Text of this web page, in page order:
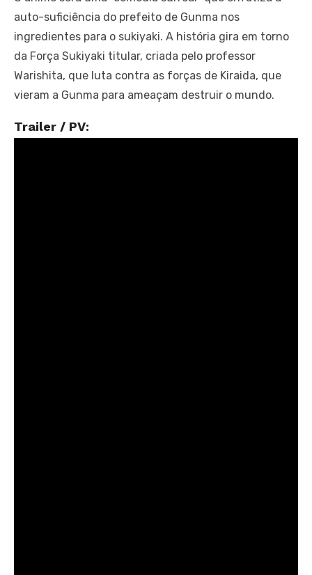
auto-suficiência do prefeito de Gunma nos
ingredientes para o sukiyaki. A história gira em torno
da Força Sukiyaki titular, criada pelo professor
Warishita, que luta contra as forças de Kiraida, que
vieram a Gunma para ameaçam destruir o mundo.
Trailer / PV: